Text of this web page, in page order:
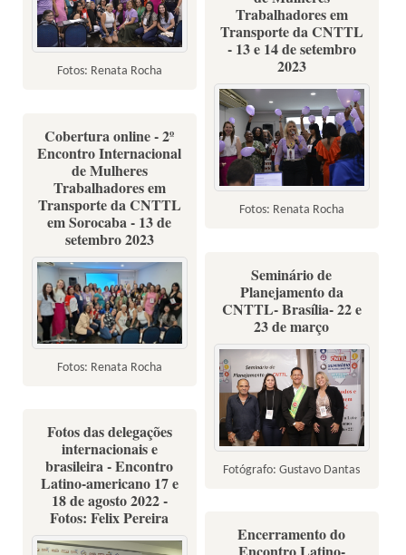
Fotos: Renata Rocha
Trabalhadores em
Transporte da CNTTL
- 13 e 14 de setembro
2023
Fotos: Renata Rocha
Cobertura online - 2º
Encontro Internacional
de Mulheres
Trabalhadores em
Transporte da CNTTL
em Sorocaba - 13 de
setembro 2023
Fotos: Renata Rocha
Seminário de
Planejamento da
CNTTL- Brasília- 22 e
23 de março
Fotógrafo: Gustavo Dantas
Fotos das delegações
internacionais e
brasileira - Encontro
Latino-americano 17 e
18 de agosto 2022 -
Fotos: Felix Pereira
Encerramento do